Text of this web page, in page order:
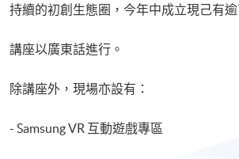
持續的初創生態圈，今年中成立現己有逾
講座以廣東話進行。
除講座外，現場亦設有：
- Samsung VR 互動遊戲專區